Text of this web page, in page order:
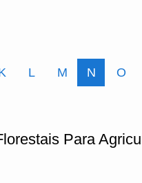
L M N O
Para